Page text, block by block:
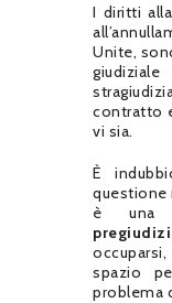
I diritti
Unite,
contratto
vi sia.
È
questione
è una
spazio
problema